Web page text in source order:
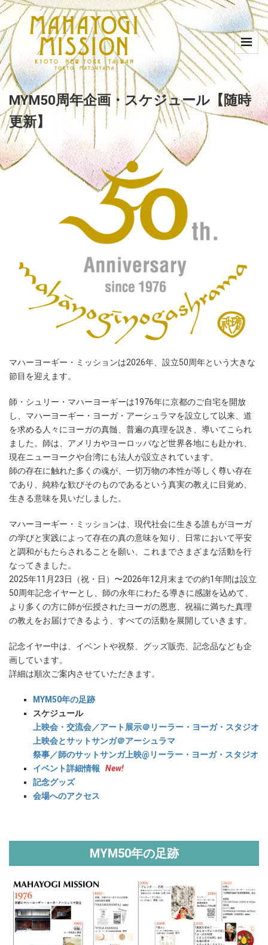
MYM50周年企画・スケジュール【随時
更新】
マハーヨーギー・ミッションは2026年、設立50周年という大きな
節目を迎えます。
師・シュリー・マハーヨーギーは1976年に京都のご自宅を開放
し、マハーヨーギー・ヨーガ・アーシュラマを設立して以来、道
を求める人々にヨーガの真髄、普遍の真理を説き、導いてこられ
ました。師は、アメリカやヨーロッパなど世界各地にも赴かれ、
現在ニューヨークや台湾にも法人が設立されています。
師の存在に触れた多くの魂が、一切万物の本性が等しく尊い存在
であり、純粋な歓びそのものであるという真実の教えに目覚め、
生きる意味を見いだしました。
マハーヨーギー・ミッションは、現代社会に生きる誰もがヨーガ
の学びと実践によって存在の真の意味を知り、日常において平安
と調和がもたらされることを願い、これまでさまざまな活動を行
なってきました。
2025年11月23日（祝・日）〜2026年12月末までの約1年間は設立
50周年記念イヤーとし、師の永年にわたる導きに感謝を込めて、
より多くの方に師が伝授されたヨーガの恩恵、祝福に満ちた真理
の教えをお届けできるよう、すべての活動を展開していきます。
記念イヤー中は、イベントや祝祭、グッズ販売、記念品なども企
画しています。
詳細は順次ご案内させていただきます。
MYM50年の足跡
スケジュール
上映会・交流会／アート展示＠リーラー・ヨーガ・スタジオ
上映会とサットサンガ＠アーシュラマ
祭事／師のサットサンガ上映@リーラー・ヨーガ・スタジオ
イベント詳細情報
New!
記念グッズ
会場へのアクセス
MYM50年の足跡